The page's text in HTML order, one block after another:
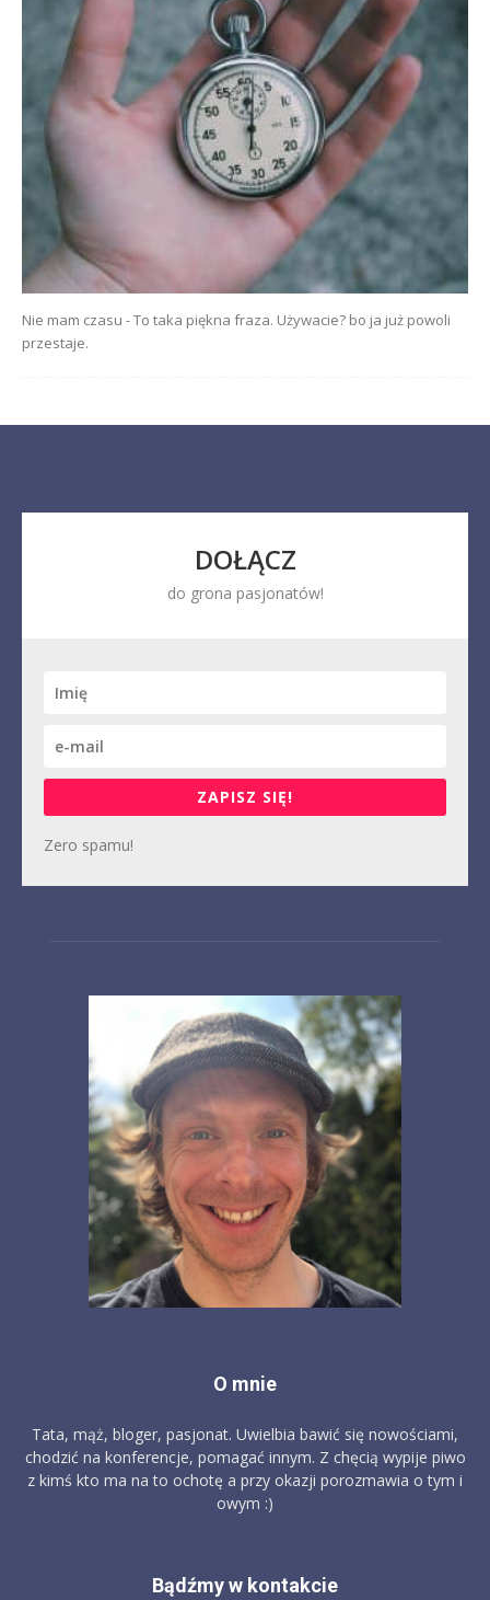
Nie mam czasu - To taka piękna fraza. Używacie? bo ja już powoli
przestaje.
DOŁĄCZ
do grona pasjonatów!
ZAPISZ SIĘ!
Zero spamu!
O mnie
Tata, mąż, bloger, pasjonat. Uwielbia bawić się nowościami,
chodzić na konferencje, pomagać innym. Z chęcią wypije piwo
z kimś kto ma na to ochotę a przy okazji porozmawia o tym i
owym :)
Bądźmy w kontakcie